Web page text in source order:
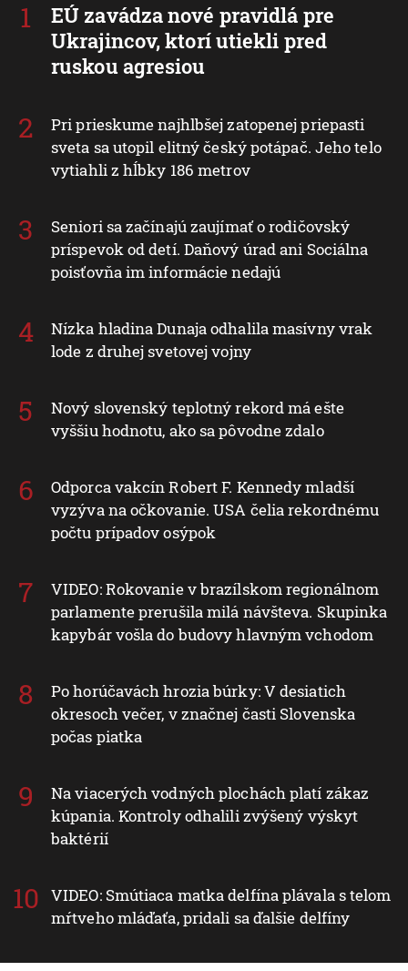
EÚ zavádza nové pravidlá pre
Ukrajincov, ktorí utiekli pred
ruskou agresiou
Pri prieskume najhlbšej zatopenej priepasti
sveta sa utopil elitný český potápač. Jeho telo
vytiahli z hĺbky 186 metrov
Seniori sa začínajú zaujímať o rodičovský
príspevok od detí. Daňový úrad ani Sociálna
poisťovňa im informácie nedajú
Nízka hladina Dunaja odhalila masívny vrak
lode z druhej svetovej vojny
Nový slovenský teplotný rekord má ešte
vyššiu hodnotu, ako sa pôvodne zdalo
Odporca vakcín Robert F. Kennedy mladší
vyzýva na očkovanie. USA čelia rekordnému
počtu prípadov osýpok
VIDEO: Rokovanie v brazílskom regionálnom
parlamente prerušila milá návšteva. Skupinka
kapybár vošla do budovy hlavným vchodom
Po horúčavách hrozia búrky: V desiatich
okresoch večer, v značnej časti Slovenska
počas piatka
Na viacerých vodných plochách platí zákaz
kúpania. Kontroly odhalili zvýšený výskyt
baktérií
VIDEO: Smútiaca matka delfína plávala s telom
mŕtveho mláďaťa, pridali sa ďalšie delfíny